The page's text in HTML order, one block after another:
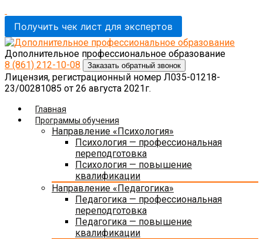
Получить чек лист для экспертов
Дополнительное профессиональное образование
8 (861) 212-10-08 Заказать обратный звонок
Лицензия, регистрационный номер Л035-01218-
23/00281085 от 26 августа 2021г.
Главная
Программы обучения
Направление «Психология»
Психология — профессиональная
переподготовка
Психология — повышение
квалификации
Направление «Педагогика»
Педагогика — профессиональная
переподготовка
Педагогика — повышение
квалификации